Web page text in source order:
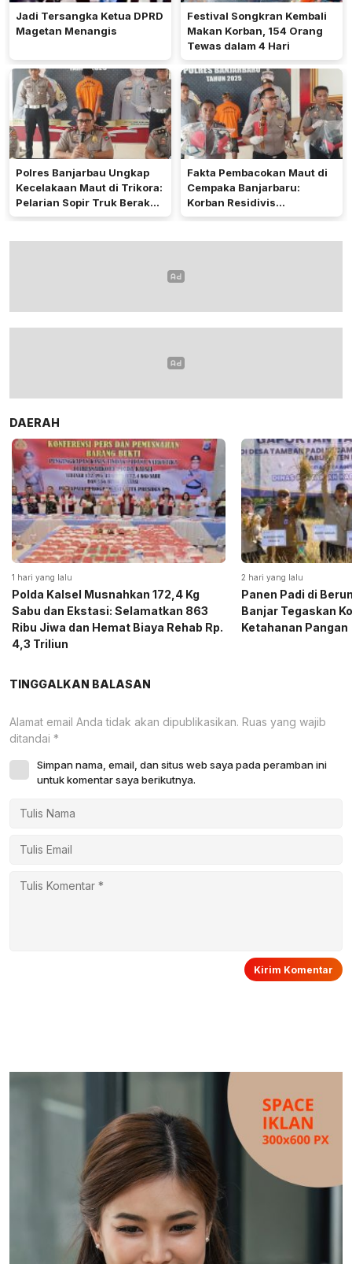
Jadi Tersangka Ketua DPRD
Magetan Menangis
Festival Songkran Kembali
Makan Korban, 154 Orang
Tewas dalam 4 Hari
Polres Banjarbau Ungkap
Kecelakaan Maut di Trikora:
Pelarian Sopir Truk Berakhir
di Kalteng
Fakta Pembacokan Maut di
Cempaka Banjarbaru:
Korban Residivis
Pembunuhan
DAERAH
1 hari yang lalu
Polda Kalsel Musnahkan 172,4 Kg
Sabu dan Ekstasi: Selamatkan 863
Ribu Jiwa dan Hemat Biaya Rehab Rp.
4,3 Triliun
2 hari yang lalu
Panen Padi di
Banjar Tegaskan
Ketahanan Pangan
TINGGALKAN BALASAN
Alamat email Anda tidak akan dipublikasikan. Ruas yang wajib
ditandai *
Simpan nama, email, dan situs web saya pada peramban ini
untuk komentar saya berikutnya.